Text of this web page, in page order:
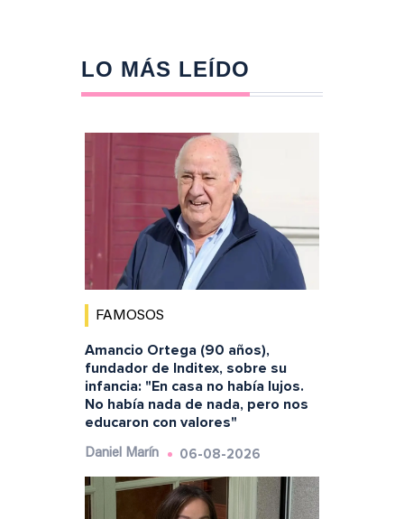
LO MÁS LEÍDO
FAMOSOS
Amancio Ortega (90 años),
fundador de Inditex, sobre su
infancia: "En casa no había lujos.
No había nada de nada, pero nos
educaron con valores"
Daniel Marín 06-08-2026